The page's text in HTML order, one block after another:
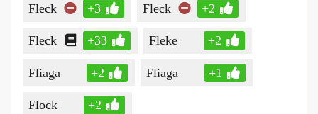
Fleck +3 Fleck +2
Fleck +33 Fleke +2
Fliaga +2 Fliaga +1
Flock +2